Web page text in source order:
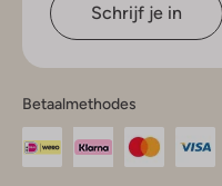
Schrijf je in
Betaalmethodes